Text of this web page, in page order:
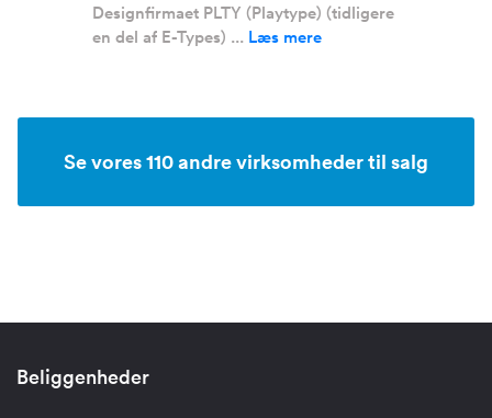
Designfirmaet PLTY (Playtype) (tidligere
en del af E-Types) ... Læs mere
Se vores 110 andre virksomheder til salg
Beliggenheder